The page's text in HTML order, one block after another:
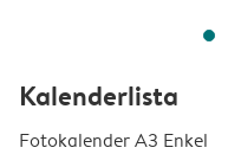
Kalenderlista
Fotokalender A3 Enkel